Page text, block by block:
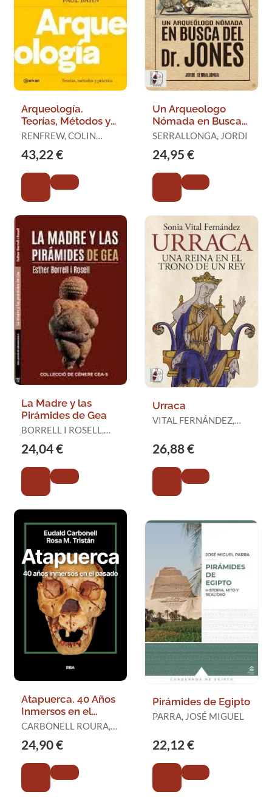
Arqueología.
Teorías, Métodos y
Práctica
RENFREW, COLIN
43,22 €
Un Arqueologo
Nómada en Busca
del Dr. Jones
SERRALLONGA, JORDI
24,95 €
La Madre y las
Pirámides de Gea
BORRELL I ROSELL,
24,04 €
Urraca
VITAL FERNÁNDEZ,
26,88 €
Atapuerca. 40 Años
Inmersos en el
Pasado
CARBONELL ROURA,
ROSA MARIA
24,90 €
Pirámides de Egipto
PARRA, JOSÉ MIGUEL
22,12 €